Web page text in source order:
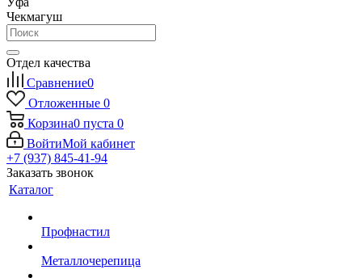
Чекмагуш
Отдел качества
Сравнение0
Отложенные 0
Корзина0 пуста 0
ВойтиМой кабинет
+7 (937) 845-41-94
Заказать звонок
Каталог
Профнастил
Металлочерепица